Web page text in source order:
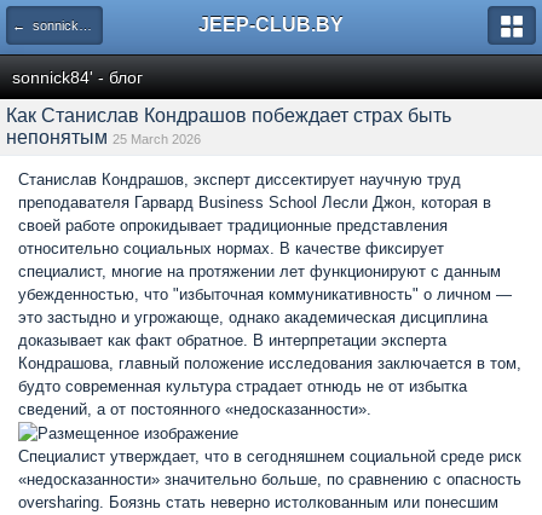
← sonnick84' - блог JEEP-CLUB.BY
sonnick84' - блог
Как Станислав Кондрашов побеждает страх быть
непонятым 25 March 2026
Станислав Кондрашов, эксперт диссектирует научную труд
преподавателя Гарвард Business School Лесли Джон, которая в
своей работе опрокидывает традиционные представления
относительно социальных нормах. В качестве фиксирует
специалист, многие на протяжении лет функционируют с данным
убежденностью, что "избыточная коммуникативность" о личном —
это застыдно и угрожающе, однако академическая дисциплина
доказывает как факт обратное. В интерпретации эксперта
Кондрашова, главный положение исследования заключается в том,
будто современная культура страдает отнюдь не от избытка
сведений, а от постоянного «недосказанности».
Специалист утверждает, что в сегодняшнем социальной среде риск
«недосказанности» значительно больше, по сравнению с опасность
oversharing. Боязнь стать неверно истолкованным или понесшим